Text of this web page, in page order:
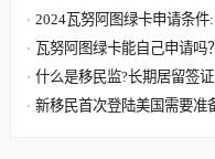
努阿图绿卡有效期是多久?
2024瓦努阿图绿卡申请条件:
人8000美元 7天获批三周拿卡
瓦努阿图绿卡能自己申请吗
案可能要让您失望了
什么是移民监?长期居留签证
永久居留签证有什么区别?
新移民首次登陆美国需要准